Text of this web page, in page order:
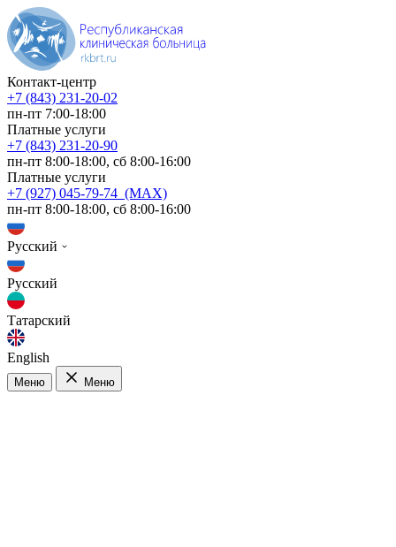
Контакт-центр
+7 (843) 231-20-02
пн-пт 7:00-18:00
Платные услуги
+7 (843) 231-20-90
пн-пт 8:00-18:00, сб 8:00-16:00
Платные услуги
+7 (927) 045-79-74 (MAX)
пн-пт 8:00-18:00, сб 8:00-16:00
Русский
Русский
Татарский
English
Меню Меню